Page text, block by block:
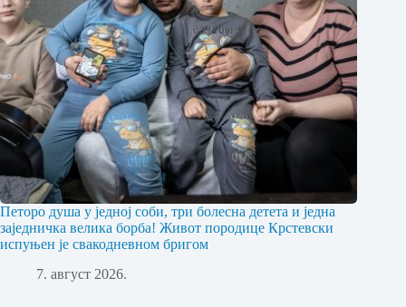
Петоро душа у једној соби, три болесна детета и једна
заједничка велика борба! Живот породице Крстевски
испуњен је свакодневном бригом
7. август 2026.